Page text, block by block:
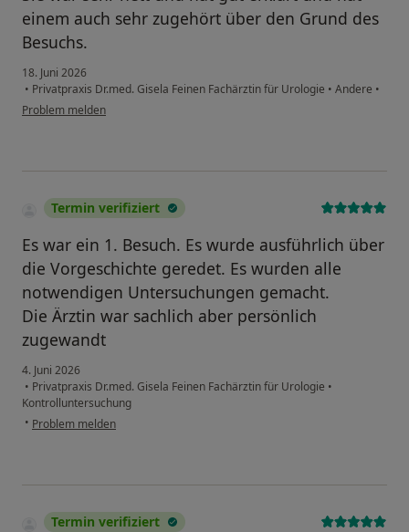
einem auch sehr zugehört über den Grund des
Besuchs.
18. Juni 2026
• Privatpraxis Dr.med. Gisela Feinen Fachärztin für Urologie • Andere •
Problem melden
Termin verifiziert
Es war ein 1. Besuch. Es wurde ausführlich über
die Vorgeschichte geredet. Es wurden alle
notwendigen Untersuchungen gemacht.
Die Ärztin war sachlich aber persönlich
zugewandt
4. Juni 2026
• Privatpraxis Dr.med. Gisela Feinen Fachärztin für Urologie •
Kontrolluntersuchung
• Problem melden
Termin verifiziert